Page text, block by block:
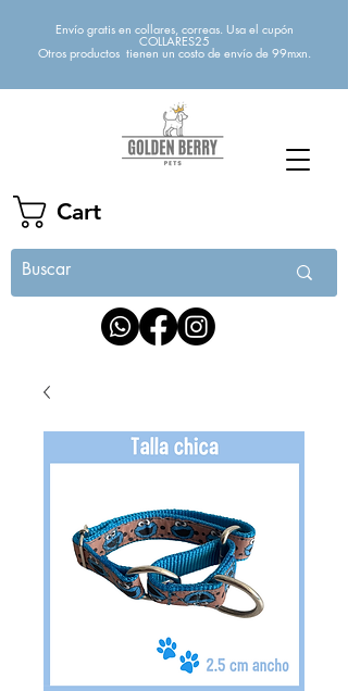
Cart
Envío gratis en collares, correas. Usa el cupón
COLLARES25
Otros productos tienen un costo de envío de 99mxn.